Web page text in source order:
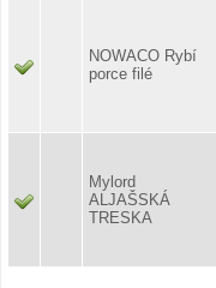
NOWACO Rybí
porce filé
Mylord
ALJAŠSKÁ
TRESKA